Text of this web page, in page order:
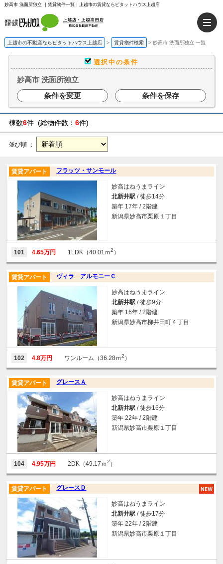
妙高市 洗面所独立 ｜賃貸物件一覧｜上越市の賃貸ならピタットハウス上越店
上越市の不動産ならピタットハウス上越店 > 賃貸物件検索 > 妙高市 洗面所独立 一覧
選択中の条件
妙高市 洗面所独立
条件を変更
条件を保存
棟数6件 (総物件数： 6件)
並び順 ：
フラッツ・サンモール
賃貸アパート
妙高はねうまライン
北新井駅 / 徒歩14分
築年 17年 / 2階建
新潟県妙高市栗原１丁目
101 4.65万円 1LDK（40.01ｍ2 ）
ヴィラ アルモニーＣ
賃貸アパート
妙高はねうまライン
北新井駅 / 徒歩9分
築年 16年 / 2階建
新潟県妙高市柳井田町４丁目
102 4.8万円 ワンルーム（36.28ｍ2 ）
グレースＡ
賃貸アパート
妙高はねうまライン
北新井駅 / 徒歩16分
築年 22年 / 2階建
新潟県妙高市栗原１丁目
104 4.95万円 2DK（49.17ｍ2 ）
グレースＤ
賃貸アパート
妙高はねうまライン
北新井駅 / 徒歩17分
築年 22年 / 2階建
新潟県妙高市栗原１丁目